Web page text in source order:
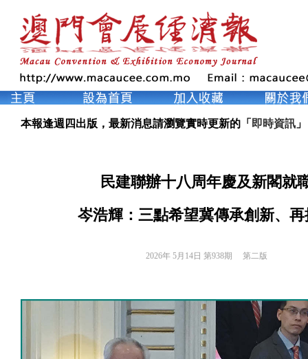
本報逢週四出版，最新消息請瀏覽實時更新的「 即時資訊 」
民建聯辦十八周年慶及新閣就
岑浩輝：三點希望冀傳承創新、再
2026年 5月14日 第938期 第二版